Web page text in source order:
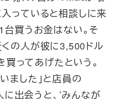
っていると相談しに来
台買うお金はない。そ
の人が彼に3,500ドル
買ってあげたという。
ました」と店員の
出会うと、’みんなが